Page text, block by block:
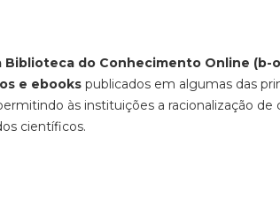
Biblioteca do Conhecimento Online (b-
e ebooks publicados em algumas das
às instituições a racionalização de
científicos.